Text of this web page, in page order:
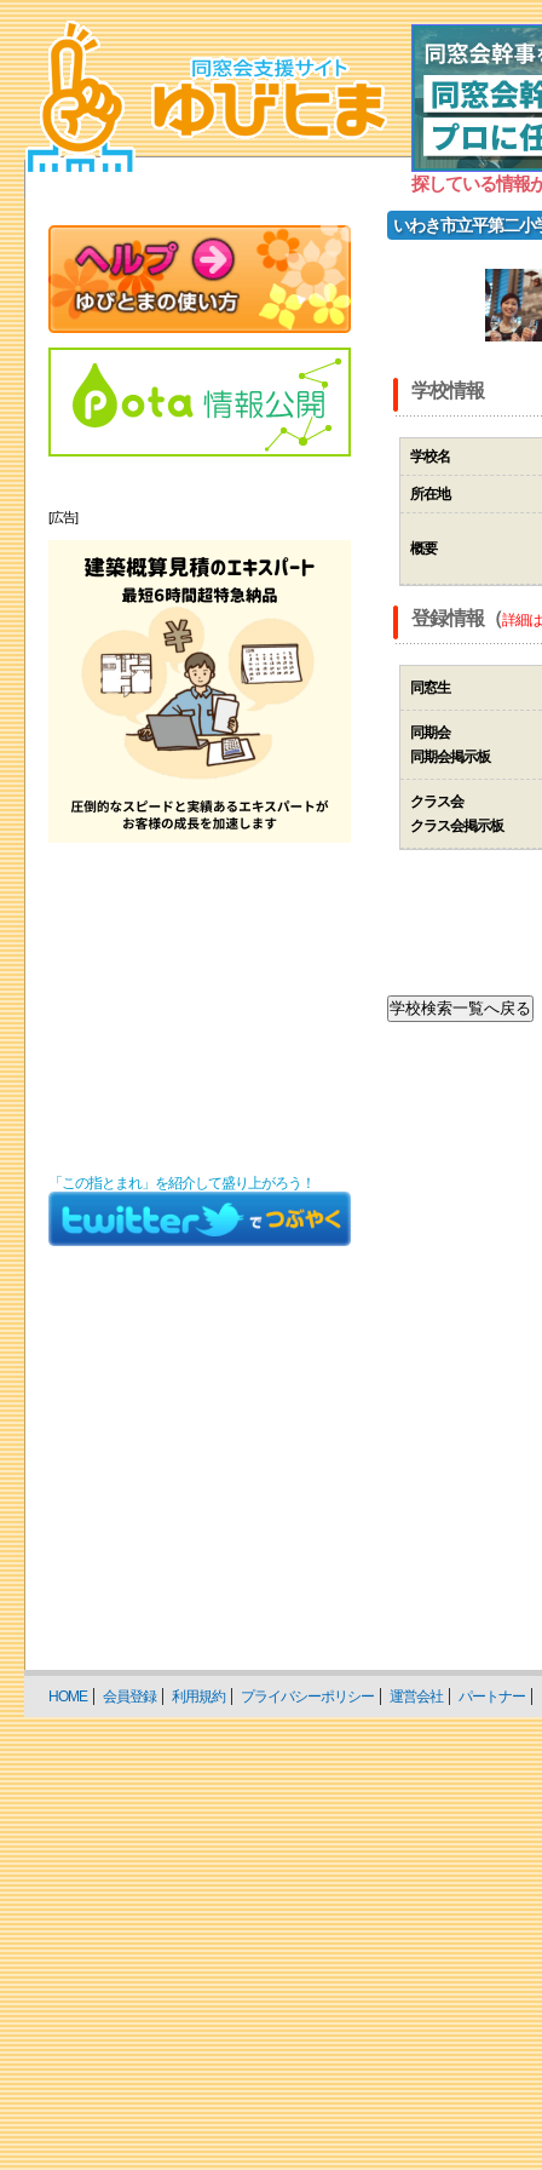
探している情報
いわき市立平第二小
学校情報
学校名
所在地
概要
登録情報（詳細
同窓生
同期会
同期会掲示板
クラス会
クラス会掲示板
[広告]
「この指とまれ」を紹介して盛り上がろう！
HOME 会員登録 利用規約 プライバシーポリシー 運営会社 パートナー